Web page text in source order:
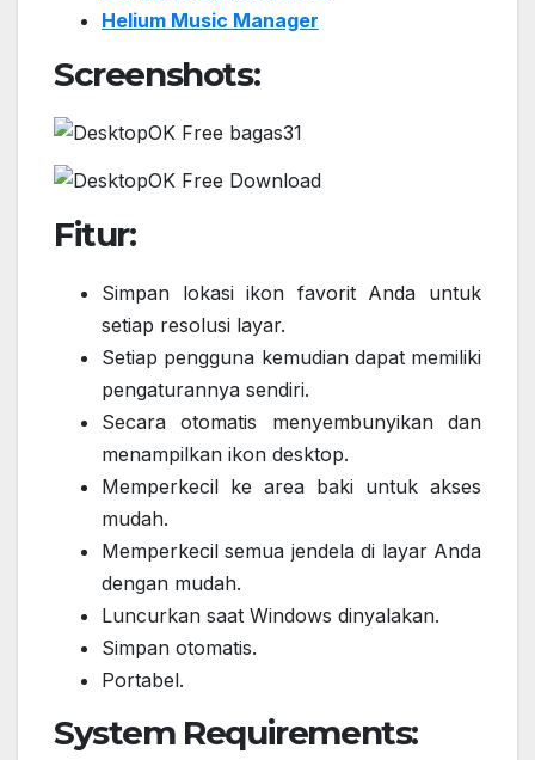
Helium Music Manager
Screenshots:
Fitur:
Simpan lokasi ikon favorit Anda untuk
setiap resolusi layar.
Setiap pengguna kemudian dapat memiliki
pengaturannya sendiri.
Secara otomatis menyembunyikan dan
menampilkan ikon desktop.
Memperkecil ke area baki untuk akses
mudah.
Memperkecil semua jendela di layar Anda
dengan mudah.
Luncurkan saat Windows dinyalakan.
Simpan otomatis.
Portabel.
System Requirements: